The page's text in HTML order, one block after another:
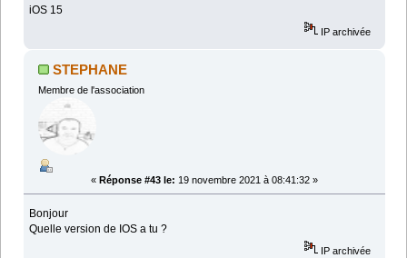
iOS 15
IP archivée
STEPHANE
Membre de l'association
« Réponse #43 le: 19 novembre 2021 à 08:41:32 »
Bonjour
Quelle version de IOS a tu ?
IP archivée